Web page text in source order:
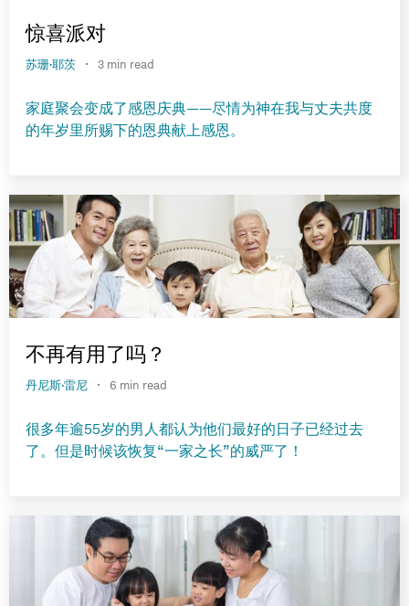
惊喜派对
苏珊·耶茨 · 3 min read
家庭聚会变成了感恩庆典——尽情为神在我与丈夫共度
的年岁里所赐下的恩典献上感恩。
不再有用了吗？
丹尼斯·雷尼 · 6 min read
很多年逾55岁的男人都认为他们最好的日子已经过去
了。但是时候该恢复“一家之长”的威严了！